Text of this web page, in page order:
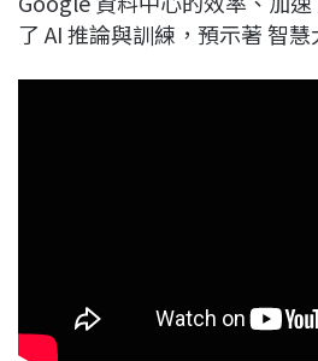
了 AI 推論與訓練，預示著 智慧